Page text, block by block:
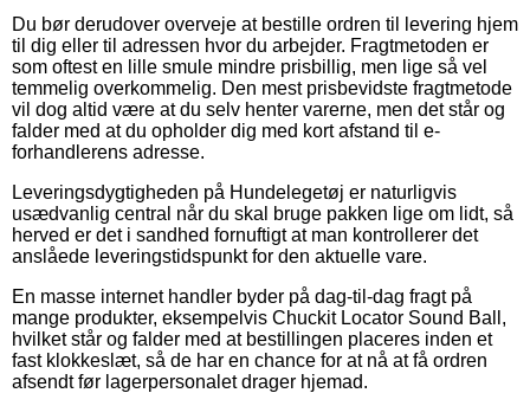
Du bør derudover overveje at bestille ordren til levering hjem
til dig eller til adressen hvor du arbejder. Fragtmetoden er
som oftest en lille smule mindre prisbillig, men lige så vel
temmelig overkommelig. Den mest prisbevidste fragtmetode
vil dog altid være at du selv henter varerne, men det står og
falder med at du opholder dig med kort afstand til e-
forhandlerens adresse.
Leveringsdygtigheden på Hundelegetøj er naturligvis
usædvanlig central når du skal bruge pakken lige om lidt, så
herved er det i sandhed fornuftigt at man kontrollerer det
anslåede leveringstidspunkt for den aktuelle vare.
En masse internet handler byder på dag-til-dag fragt på
mange produkter, eksempelvis Chuckit Locator Sound Ball,
hvilket står og falder med at bestillingen placeres inden et
fast klokkeslæt, så de har en chance for at nå at få ordren
afsendt før lagerpersonalet drager hjemad.